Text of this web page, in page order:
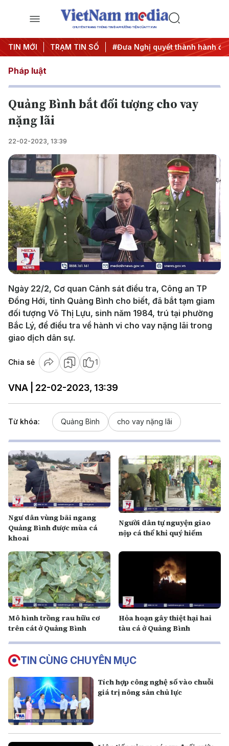
CHUYÊN TRANG THÔNG TIN ĐA PHƯƠNG TIỆN CỦA TTXVN
TIN MỚI TRẠM TIN SỐ
ương 3 #APEC 2027 #Đưa Nghị quyết thành hành
Pháp luật
Quảng Bình bắt đối tượng cho vay
nặng lãi
22-02-2023, 13:39
Play
Video
Ngày 22/2, Cơ quan Cảnh sát điều tra, Công an TP
Đồng Hới, tỉnh Quảng Bình cho biết, đã bắt tạm giam
đối tượng Võ Thị Lựu, sinh năm 1984, trú tại phường
Bắc Lý, để điều tra về hành vi cho vay nặng lãi trong
giao dịch dân sự.
Chia sẻ 1
VNA | 22-02-2023, 13:39
Từ khóa: Quảng Bình cho vay nặng lãi
Ngư dân vùng bãi ngang
Quảng Bình được mùa cá
khoai
Người dân tự nguyện giao
nộp cá thể khỉ quý hiếm
Mô hình trồng rau hữu cơ
trên cát ở Quảng Bình
Hỏa hoạn gây thiệt hại hai
tàu cá ở Quảng Bình
TIN CÙNG CHUYÊN MỤC
Tích hợp công nghệ số vào chuỗi
giá trị nông sản chủ lực